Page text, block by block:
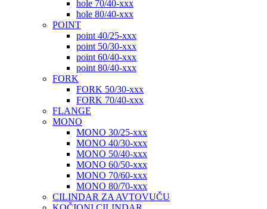
hole 70/40-xxx
hole 80/40-xxx
POINT
point 40/25-xxx
point 50/30-xxx
point 60/40-xxx
point 80/40-xxx
FORK
FORK 50/30-xxx
FORK 70/40-xxx
FLANGE
MONO
MONO 30/25-xxx
MONO 40/30-xxx
MONO 50/40-xxx
MONO 60/50-xxx
MONO 70/60-xxx
MONO 80/70-xxx
CILINDAR ZA AVTOVUČU